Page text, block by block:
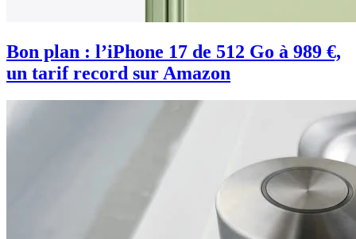
Bon plan : l’iPhone 17 de 512 Go à 989 €,
un tarif record sur Amazon